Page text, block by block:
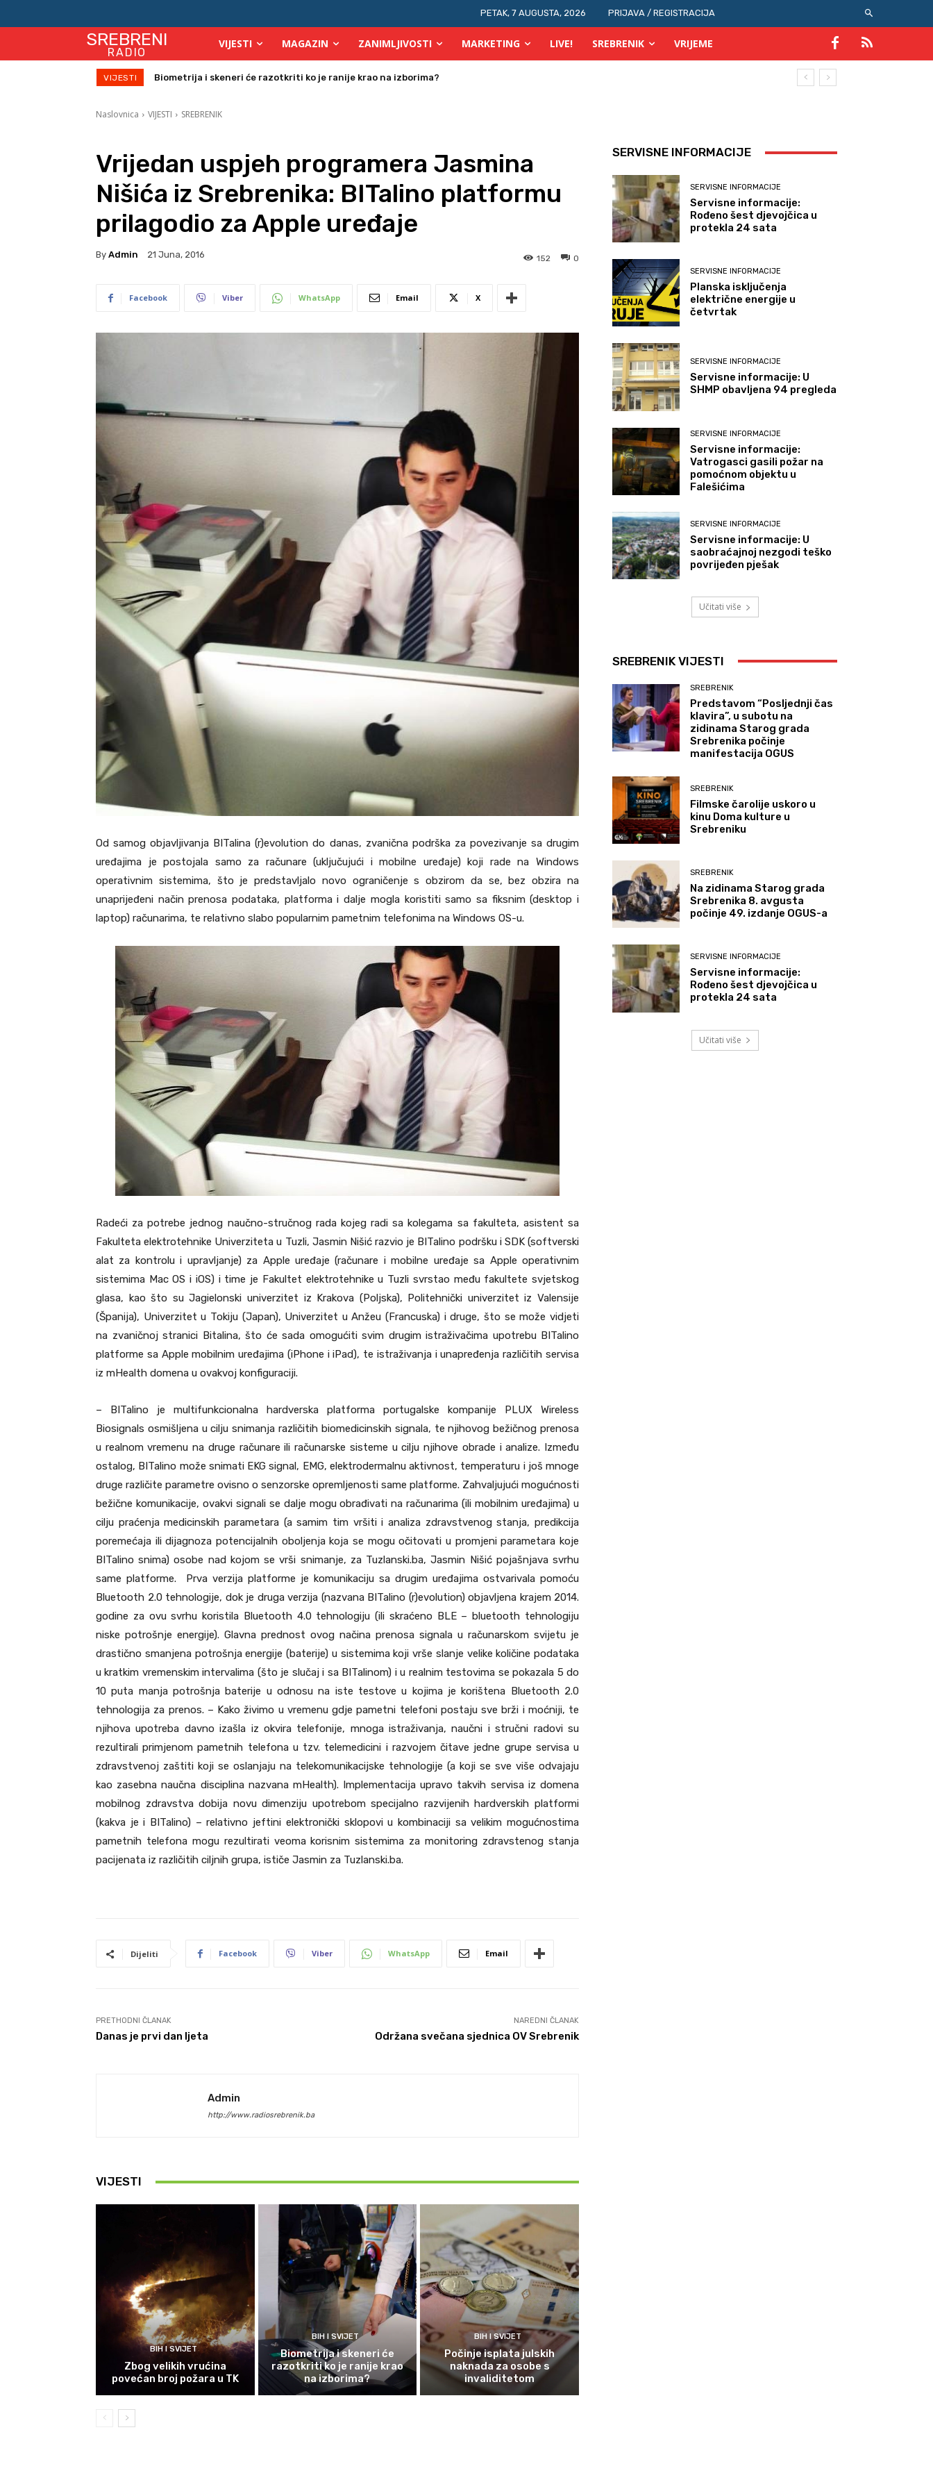
PETAK, 7 AUGUSTA, 2026 PRIJAVA / REGISTRACIJA
SREBRENI
RADIO
VIJESTI MAGAZIN ZANIMLJIVOSTI MARKETING LIVE! SREBRENIK VRIJEME
VIJESTI Počinje isplata julskih naknada za osobe s invaliditetom
Naslovnica VIJESTI SREBRENIK
Vrijedan uspjeh programera Jasmina
Nišića iz Srebrenika: BITalino platformu
prilagodio za Apple uređaje
By Admin 21 Juna, 2016 0
152
Facebook Viber WhatsApp Email X
Od samog objavljivanja BITalina (r)evolution do danas, zvanična podrška za povezivanje sa drugim
uređajima je postojala samo za računare (uključujući i mobilne uređaje) koji rade na Windows
operativnim sistemima, što je predstavljalo novo ograničenje s obzirom da se, bez obzira na
unaprijeđeni način prenosa podataka, platforma i dalje mogla koristiti samo sa fiksnim (desktop i
laptop) računarima, te relativno slabo popularnim pametnim telefonima na Windows OS-u.
Radeći za potrebe jednog naučno-stručnog rada kojeg radi sa kolegama sa fakulteta, asistent sa
Fakulteta elektrotehnike Univerziteta u Tuzli, Jasmin Nišić razvio je BITalino podršku i SDK (softverski
alat za kontrolu i upravljanje) za Apple uređaje (računare i mobilne uređaje sa Apple operativnim
sistemima Mac OS i iOS) i time je Fakultet elektrotehnike u Tuzli svrstao među fakultete svjetskog
glasa, kao što su Jagielonski univerzitet iz Krakova (Poljska), Politehnički univerzitet iz Valensije
(Španija), Univerzitet u Tokiju (Japan), Univerzitet u Anžeu (Francuska) i druge, što se može vidjeti
na zvaničnoj stranici Bitalina, što će sada omogućiti svim drugim istraživačima upotrebu BITalino
platforme sa Apple mobilnim uređajima (iPhone i iPad), te istraživanja i unapređenja različitih servisa
iz mHealth domena u ovakvoj konfiguraciji.
– BITalino je multifunkcionalna hardverska platforma portugalske kompanije PLUX Wireless
Biosignals osmišljena u cilju snimanja različitih biomedicinskih signala, te njihovog bežičnog prenosa
u realnom vremenu na druge računare ili računarske sisteme u cilju njihove obrade i analize. Između
ostalog, BITalino može snimati EKG signal, EMG, elektrodermalnu aktivnost, temperaturu i još mnoge
druge različite parametre ovisno o senzorske opremljenosti same platforme. Zahvaljujući mogućnosti
bežične komunikacije, ovakvi signali se dalje mogu obrađivati na računarima (ili mobilnim uređajima) u
cilju praćenja medicinskih parametara (a samim tim vršiti i analiza zdravstvenog stanja, predikcija
poremećaja ili dijagnoza potencijalnih oboljenja koja se mogu očitovati u promjeni parametara koje
BITalino snima) osobe nad kojom se vrši snimanje, za Tuzlanski.ba, Jasmin Nišić pojašnjava svrhu
same platforme. Prva verzija platforme je komunikaciju sa drugim uređajima ostvarivala pomoću
Bluetooth 2.0 tehnologije, dok je druga verzija (nazvana BITalino (r)evolution) objavljena krajem 2014.
godine za ovu svrhu koristila Bluetooth 4.0 tehnologiju (ili skraćeno BLE – bluetooth tehnologiju
niske potrošnje energije). Glavna prednost ovog načina prenosa signala u računarskom svijetu je
drastično smanjena potrošnja energije (baterije) u sistemima koji vrše slanje velike količine podataka
u kratkim vremenskim intervalima (što je slučaj i sa BITalinom) i u realnim testovima se pokazala 5 do
10 puta manja potrošnja baterije u odnosu na iste testove u kojima je korištena Bluetooth 2.0
tehnologija za prenos. – Kako živimo u vremenu gdje pametni telefoni postaju sve brži i moćniji, te
njihova upotreba davno izašla iz okvira telefonije, mnoga istraživanja, naučni i stručni radovi su
rezultirali primjenom pametnih telefona u tzv. telemedicini i razvojem čitave jedne grupe servisa u
zdravstvenoj zaštiti koji se oslanjaju na telekomunikacijske tehnologije (a koji se sve više odvajaju
kao zasebna naučna disciplina nazvana mHealth). Implementacija upravo takvih servisa iz domena
mobilnog zdravstva dobija novu dimenziju upotrebom specijalno razvijenih hardverskih platformi
(kakva je i BITalino) – relativno jeftini elektronički sklopovi u kombinaciji sa velikim mogućnostima
pametnih telefona mogu rezultirati veoma korisnim sistemima za monitoring zdravstenog stanja
pacijenata iz različitih ciljnih grupa, ističe Jasmin za Tuzlanski.ba.
Dijeliti Facebook Viber WhatsApp Email
PRETHODNI ČLANAK
Danas je prvi dan ljeta
NAREDNI ČLANAK
Održana svečana sjednica OV Srebrenik
Admin
http://www.radiosrebrenik.ba
VIJESTI
BIH I SVIJET
Zbog velikih vrućina
povećan broj požara u TK
BIH I SVIJET
Biometrija i skeneri će
razotkriti ko je ranije krao
na izborima?
BIH I SVIJET
Počinje isplata julskih
naknada za osobe s
invaliditetom
SERVISNE INFORMACIJE
SERVISNE INFORMACIJE
Servisne informacije:
Rođeno šest djevojčica u
protekla 24 sata
SERVISNE INFORMACIJE
Planska isključenja
električne energije u
četvrtak
SERVISNE INFORMACIJE
Servisne informacije: U
SHMP obavljena 94 pregleda
SERVISNE INFORMACIJE
Servisne informacije:
Vatrogasci gasili požar na
pomoćnom objektu u
Falešićima
SERVISNE INFORMACIJE
Servisne informacije: U
saobraćajnoj nezgodi teško
povrijeđen pješak
Učitati više
SREBRENIK VIJESTI
SREBRENIK
Predstavom “Posljednji čas
klavira”, u subotu na
zidinama Starog grada
Srebrenika počinje
manifestacija OGUS
SREBRENIK
Filmske čarolije uskoro u
kinu Doma kulture u
Srebreniku
SREBRENIK
Na zidinama Starog grada
Srebrenika 8. avgusta
počinje 49. izdanje OGUS-a
SERVISNE INFORMACIJE
Servisne informacije:
Rođeno šest djevojčica u
protekla 24 sata
Učitati više